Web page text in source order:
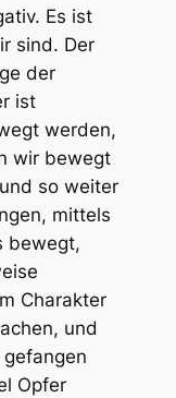
Es ist
sind. Der
der
ist
werden,
wir bewegt
so weiter
mittels
bewegt,
Charakter
und
Opfer